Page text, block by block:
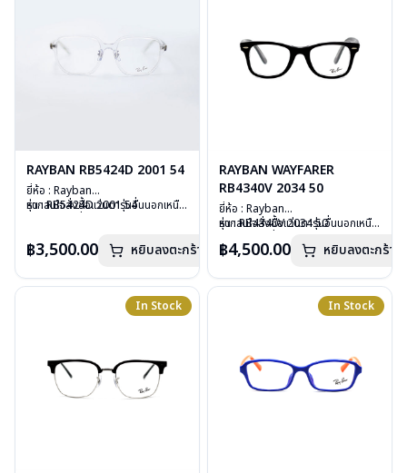
RAYBAN RB5424D 2001 54
ยี่ห้อ : Rayban
รุ่น : RB5424D 2001 54
บานพับ : ไม่มีสปริง
อุปกรณ์ : กล่องแว่น, ผ้าเช็ดแว่น, คู่มือ
การรับประกัน : 2 ปี (ประกันศูนย์
หากสนใจสั่งชื้อแว่นตารุ่นอื่นนอกเหนือ
฿3,500.00 หยิบลงตะกร้า
RAYBAN WAYFARER
RB4340V 2034 50
ยี่ห้อ : Rayban
รุ่น : RB4340V 2034 50
เลนส์ : Demo Lens
น้ำหนัก : 36 กรัม
อุปกรณ์ : กล่องแว่น, ผ้าเช็ดแว่น, คู่มือ
การรับประกัน : 2 ปี (ประกันศูนย์
หากสนใจสั่งชื้อแว่นตารุ่นอื่นนอกเหนือ
คลิก
฿4,500.00 หยิบลงตะกร้า
In Stock In Stock